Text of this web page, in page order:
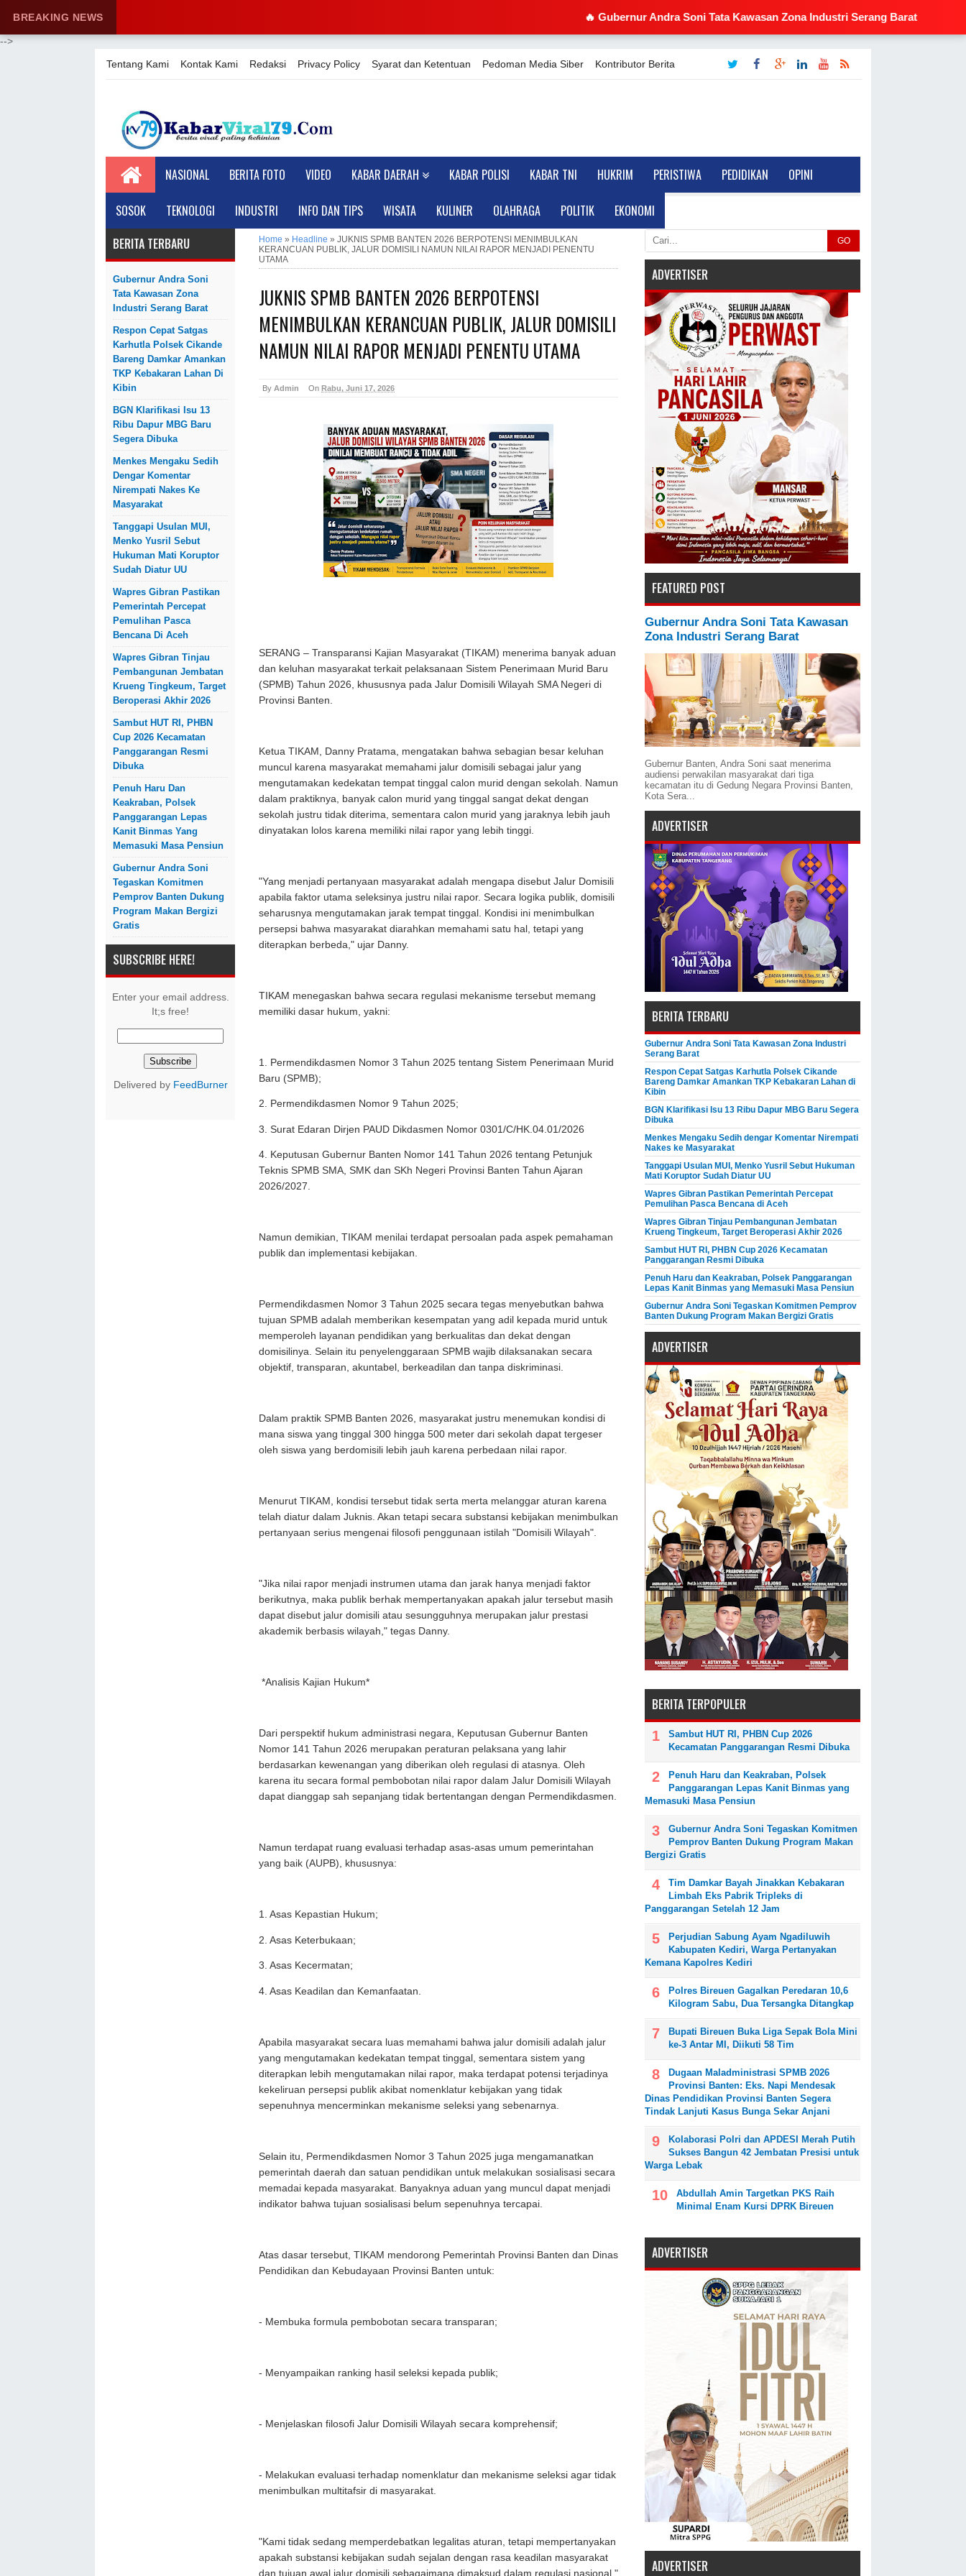
-->
Tentang Kami Kontak Kami Redaksi Privacy Policy Syarat dan Ketentuan Pedoman Media Siber Kontributor Berita
BREAKING NEWS 🔥 Gubernur Andra Soni Tata Kawasan Zona Industri Serang Barat 🔥 Respon
NASIONAL BERITA FOTO VIDEO KABAR DAERAH KABAR POLISI KABAR TNI HUKRIM PERISTIWA PEDIDIKAN OPINI
SOSOK TEKNOLOGI INDUSTRI INFO DAN TIPS WISATA KULINER OLAHRAGA POLITIK
EKONOMI
BERITA TERBARU
Gubernur Andra Soni
Tata Kawasan Zona
Industri Serang Barat
Respon Cepat Satgas
Karhutla Polsek Cikande
Bareng Damkar Amankan
TKP Kebakaran Lahan Di
Kibin
BGN Klarifikasi Isu 13
Ribu Dapur MBG Baru
Segera Dibuka
Menkes Mengaku Sedih
Dengar Komentar
Nirempati Nakes Ke
Masyarakat
Tanggapi Usulan MUI,
Menko Yusril Sebut
Hukuman Mati Koruptor
Sudah Diatur UU
Wapres Gibran Pastikan
Pemerintah Percepat
Pemulihan Pasca
Bencana Di Aceh
Wapres Gibran Tinjau
Pembangunan Jembatan
Krueng Tingkeum, Target
Beroperasi Akhir 2026
Sambut HUT RI, PHBN
Cup 2026 Kecamatan
Panggarangan Resmi
Dibuka
Penuh Haru Dan
Keakraban, Polsek
Panggarangan Lepas
Kanit Binmas Yang
Memasuki Masa Pensiun
Gubernur Andra Soni
Tegaskan Komitmen
Pemprov Banten Dukung
Program Makan Bergizi
Gratis
SUBSCRIBE HERE!
Enter your email address.
It;s free!
Delivered by FeedBurner
Home » Headline » JUKNIS SPMB BANTEN 2026 BERPOTENSI MENIMBULKAN
KERANCUAN PUBLIK, JALUR DOMISILI NAMUN NILAI RAPOR MENJADI PENENTU
UTAMA
JUKNIS SPMB BANTEN 2026 BERPOTENSI
MENIMBULKAN KERANCUAN PUBLIK, JALUR DOMISILI
NAMUN NILAI RAPOR MENJADI PENENTU UTAMA
By Admin On Rabu, Juni 17, 2026
SERANG – Transparansi Kajian Masyarakat (TIKAM) menerima banyak aduan
dan keluhan masyarakat terkait pelaksanaan Sistem Penerimaan Murid Baru
(SPMB) Tahun 2026, khususnya pada Jalur Domisili Wilayah SMA Negeri di
Provinsi Banten.
Ketua TIKAM, Danny Pratama, mengatakan bahwa sebagian besar keluhan
muncul karena masyarakat memahami jalur domisili sebagai jalur yang
mengutamakan kedekatan tempat tinggal calon murid dengan sekolah. Namun
dalam praktiknya, banyak calon murid yang tinggal sangat dekat dengan
sekolah justru tidak diterima, sementara calon murid yang jaraknya lebih jauh
dinyatakan lolos karena memiliki nilai rapor yang lebih tinggi.
"Yang menjadi pertanyaan masyarakat adalah mengapa disebut Jalur Domisili
apabila faktor utama seleksinya justru nilai rapor. Secara logika publik, domisili
seharusnya mengutamakan jarak tempat tinggal. Kondisi ini menimbulkan
persepsi bahwa masyarakat diarahkan memahami satu hal, tetapi yang
diterapkan berbeda," ujar Danny.
TIKAM menegaskan bahwa secara regulasi mekanisme tersebut memang
memiliki dasar hukum, yakni:
1. Permendikdasmen Nomor 3 Tahun 2025 tentang Sistem Penerimaan Murid
Baru (SPMB);
2. Permendikdasmen Nomor 9 Tahun 2025;
3. Surat Edaran Dirjen PAUD Dikdasmen Nomor 0301/C/HK.04.01/2026
4. Keputusan Gubernur Banten Nomor 141 Tahun 2026 tentang Petunjuk
Teknis SPMB SMA, SMK dan SKh Negeri Provinsi Banten Tahun Ajaran
2026/2027.
Namun demikian, TIKAM menilai terdapat persoalan pada aspek pemahaman
publik dan implementasi kebijakan.
Permendikdasmen Nomor 3 Tahun 2025 secara tegas menyebutkan bahwa
tujuan SPMB adalah memberikan kesempatan yang adil kepada murid untuk
memperoleh layanan pendidikan yang berkualitas dan dekat dengan
domisilinya. Selain itu penyelenggaraan SPMB wajib dilaksanakan secara
objektif, transparan, akuntabel, berkeadilan dan tanpa diskriminasi.
Dalam praktik SPMB Banten 2026, masyarakat justru menemukan kondisi di
mana siswa yang tinggal 300 hingga 500 meter dari sekolah dapat tergeser
oleh siswa yang berdomisili lebih jauh karena perbedaan nilai rapor.
Menurut TIKAM, kondisi tersebut tidak serta merta melanggar aturan karena
telah diatur dalam Juknis. Akan tetapi secara substansi kebijakan menimbulkan
pertanyaan serius mengenai filosofi penggunaan istilah "Domisili Wilayah".
"Jika nilai rapor menjadi instrumen utama dan jarak hanya menjadi faktor
berikutnya, maka publik berhak mempertanyakan apakah jalur tersebut masih
dapat disebut jalur domisili atau sesungguhnya merupakan jalur prestasi
akademik berbasis wilayah," tegas Danny.
*Analisis Kajian Hukum*
Dari perspektif hukum administrasi negara, Keputusan Gubernur Banten
Nomor 141 Tahun 2026 merupakan peraturan pelaksana yang lahir
berdasarkan kewenangan yang diberikan oleh regulasi di atasnya. Oleh
karena itu secara formal pembobotan nilai rapor dalam Jalur Domisili Wilayah
dapat dianggap sah sepanjang tidak bertentangan dengan Permendikdasmen.
Namun terdapat ruang evaluasi terhadap asas-asas umum pemerintahan
yang baik (AUPB), khususnya:
1. Asas Kepastian Hukum;
2. Asas Keterbukaan;
3. Asas Kecermatan;
4. Asas Keadilan dan Kemanfaatan.
Apabila masyarakat secara luas memahami bahwa jalur domisili adalah jalur
yang mengutamakan kedekatan tempat tinggal, sementara sistem yang
diterapkan lebih mengutamakan nilai rapor, maka terdapat potensi terjadinya
kekeliruan persepsi publik akibat nomenklatur kebijakan yang tidak
sepenuhnya mencerminkan mekanisme seleksi yang sebenarnya.
Selain itu, Permendikdasmen Nomor 3 Tahun 2025 juga mengamanatkan
pemerintah daerah dan satuan pendidikan untuk melakukan sosialisasi secara
memadai kepada masyarakat. Banyaknya aduan yang muncul dapat menjadi
indikator bahwa tujuan sosialisasi belum sepenuhnya tercapai.
Atas dasar tersebut, TIKAM mendorong Pemerintah Provinsi Banten dan Dinas
Pendidikan dan Kebudayaan Provinsi Banten untuk:
- Membuka formula pembobotan secara transparan;
- Menyampaikan ranking hasil seleksi kepada publik;
- Menjelaskan filosofi Jalur Domisili Wilayah secara komprehensif;
- Melakukan evaluasi terhadap nomenklatur dan mekanisme seleksi agar tidak
menimbulkan multitafsir di masyarakat.
"Kami tidak sedang memperdebatkan legalitas aturan, tetapi mempertanyakan
apakah substansi kebijakan sudah sejalan dengan rasa keadilan masyarakat
dan tujuan awal jalur domisili sebagaimana dimaksud dalam regulasi nasional,"
GO
ADVERTISER
FEATURED POST
Gubernur Andra Soni Tata Kawasan
Zona Industri Serang Barat
Gubernur Banten, Andra Soni saat menerima
audiensi perwakilan masyarakat dari tiga
kecamatan itu di Gedung Negara Provinsi Banten,
Kota Sera...
ADVERTISER
BERITA TERBARU
Gubernur Andra Soni Tata Kawasan Zona Industri
Serang Barat
Respon Cepat Satgas Karhutla Polsek Cikande
Bareng Damkar Amankan TKP Kebakaran Lahan di
Kibin
BGN Klarifikasi Isu 13 Ribu Dapur MBG Baru Segera
Dibuka
Menkes Mengaku Sedih dengar Komentar Nirempati
Nakes ke Masyarakat
Tanggapi Usulan MUI, Menko Yusril Sebut Hukuman
Mati Koruptor Sudah Diatur UU
Wapres Gibran Pastikan Pemerintah Percepat
Pemulihan Pasca Bencana di Aceh
Wapres Gibran Tinjau Pembangunan Jembatan
Krueng Tingkeum, Target Beroperasi Akhir 2026
Sambut HUT RI, PHBN Cup 2026 Kecamatan
Panggarangan Resmi Dibuka
Penuh Haru dan Keakraban, Polsek Panggarangan
Lepas Kanit Binmas yang Memasuki Masa Pensiun
Gubernur Andra Soni Tegaskan Komitmen Pemprov
Banten Dukung Program Makan Bergizi Gratis
ADVERTISER
BERITA TERPOPULER
Sambut HUT RI, PHBN Cup 2026
Kecamatan Panggarangan Resmi Dibuka
Penuh Haru dan Keakraban, Polsek
Panggarangan Lepas Kanit Binmas yang
Memasuki Masa Pensiun
Gubernur Andra Soni Tegaskan Komitmen
Pemprov Banten Dukung Program Makan
Bergizi Gratis
Tim Damkar Bayah Jinakkan Kebakaran
Limbah Eks Pabrik Tripleks di
Panggarangan Setelah 12 Jam
Perjudian Sabung Ayam Ngadiluwih
Kabupaten Kediri, Warga Pertanyakan
Kemana Kapolres Kediri
Polres Bireuen Gagalkan Peredaran 10,6
Kilogram Sabu, Dua Tersangka Ditangkap
Bupati Bireuen Buka Liga Sepak Bola Mini
ke-3 Antar MI, Diikuti 58 Tim
Dugaan Maladministrasi SPMB 2026
Provinsi Banten: Eks. Napi Mendesak
Dinas Pendidikan Provinsi Banten Segera
Tindak Lanjuti Kasus Bunga Sekar Anjani
Kolaborasi Polri dan APDESI Merah Putih
Sukses Bangun 42 Jembatan Presisi untuk
Warga Lebak
Abdullah Amin Targetkan PKS Raih
Minimal Enam Kursi DPRK Bireuen
ADVERTISER
ADVERTISER